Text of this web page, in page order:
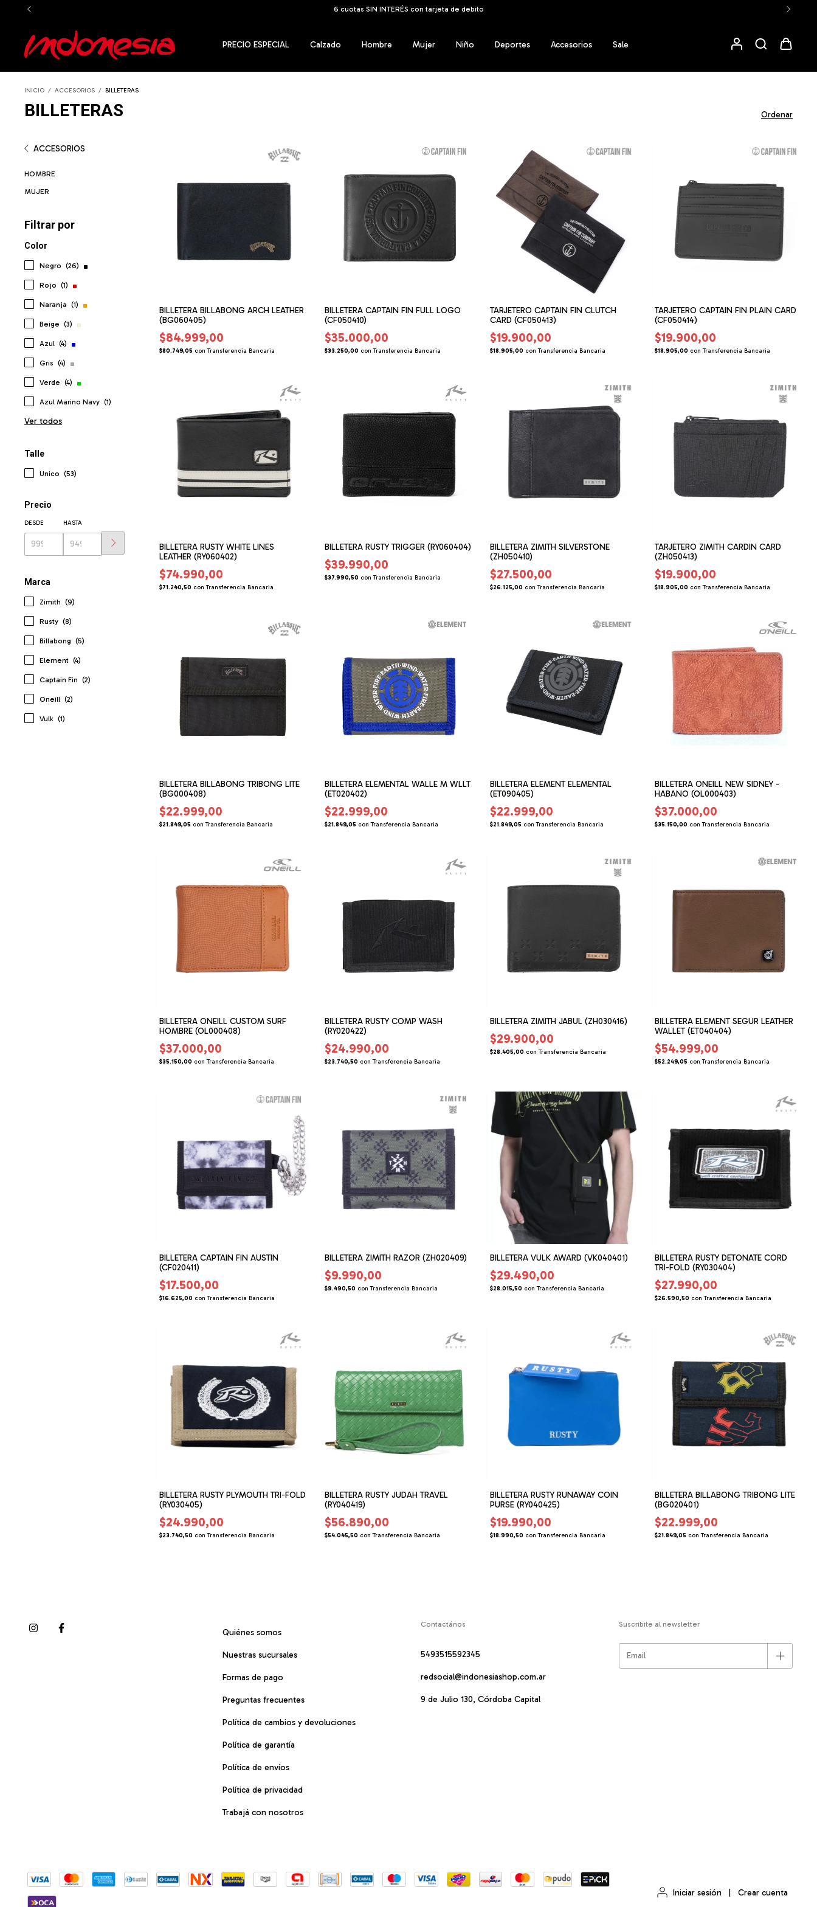
6 cuotas SIN INTERÉS con tarjeta de debito
PRECIO ESPECIAL Calzado Hombre Mujer Niño Deportes Accesorios Sale
INICIO / ACCESORIOS / BILLETERAS
BILLETERAS Ordenar
ACCESORIOS
HOMBRE
MUJER
Filtrar por
Color
Negro (26)
Rojo (1)
Naranja (1)
Beige (3)
Azul (4)
Gris (4)
Verde (4)
Azul Marino Navy (1)
Ver todos
Talle
Unico (53)
Precio
DESDE HASTA
Marca
Zimith (9)
Rusty (8)
Billabong (5)
Element (4)
Captain Fin (2)
Oneill (2)
Vulk (1)
BILLETERA BILLABONG ARCH LEATHER
(BG060405)
$84.999,00
$80.749,05 con Transferencia Bancaria
BILLETERA CAPTAIN FIN FULL LOGO
(CF050410)
$35.000,00
$33.250,00 con Transferencia Bancaria
TARJETERO CAPTAIN FIN CLUTCH
CARD (CF050413)
$19.900,00
$18.905,00 con Transferencia Bancaria
TARJETERO CAPTAIN FIN PLAIN CARD
(CF050414)
$19.900,00
$18.905,00 con Transferencia Bancaria
BILLETERA RUSTY WHITE LINES
LEATHER (RY060402)
$74.990,00
$71.240,50 con Transferencia Bancaria
BILLETERA RUSTY TRIGGER (RY060404)
$39.990,00
$37.990,50 con Transferencia Bancaria
BILLETERA ZIMITH SILVERSTONE
(ZH050410)
$27.500,00
$26.125,00 con Transferencia Bancaria
TARJETERO ZIMITH CARDIN CARD
(ZH050413)
$19.900,00
$18.905,00 con Transferencia Bancaria
BILLETERA BILLABONG TRIBONG LITE
(BG000408)
$22.999,00
$21.849,05 con Transferencia Bancaria
BILLETERA ELEMENTAL WALLE M WLLT
(ET020402)
$22.999,00
$21.849,05 con Transferencia Bancaria
BILLETERA ELEMENT ELEMENTAL
(ET090405)
$22.999,00
$21.849,05 con Transferencia Bancaria
BILLETERA ONEILL NEW SIDNEY -
HABANO (OL000403)
$37.000,00
$35.150,00 con Transferencia Bancaria
BILLETERA ONEILL CUSTOM SURF
HOMBRE (OL000408)
$37.000,00
$35.150,00 con Transferencia Bancaria
BILLETERA RUSTY COMP WASH
(RY020422)
$24.990,00
$23.740,50 con Transferencia Bancaria
BILLETERA ZIMITH JABUL (ZH030416)
$29.900,00
$28.405,00 con Transferencia Bancaria
BILLETERA ELEMENT SEGUR LEATHER
WALLET (ET040404)
$54.999,00
$52.249,05 con Transferencia Bancaria
BILLETERA CAPTAIN FIN AUSTIN
(CF020411)
$17.500,00
$16.625,00 con Transferencia Bancaria
BILLETERA ZIMITH RAZOR (ZH020409)
$9.990,00
$9.490,50 con Transferencia Bancaria
BILLETERA VULK AWARD (VK040401)
$29.490,00
$28.015,50 con Transferencia Bancaria
BILLETERA RUSTY DETONATE CORD
TRI-FOLD (RY030404)
$27.990,00
$26.590,50 con Transferencia Bancaria
BILLETERA RUSTY PLYMOUTH TRI-FOLD
(RY030405)
$24.990,00
$23.740,50 con Transferencia Bancaria
BILLETERA RUSTY JUDAH TRAVEL
(RY040419)
$56.890,00
$54.045,50 con Transferencia Bancaria
BILLETERA RUSTY RUNAWAY COIN
PURSE (RY040425)
$19.990,00
$18.990,50 con Transferencia Bancaria
BILLETERA BILLABONG TRIBONG LITE
(BG020401)
$22.999,00
$21.849,05 con Transferencia Bancaria
Quiénes somos
Nuestras sucursales
Formas de pago
Preguntas frecuentes
Política de cambios y devoluciones
Política de garantía
Política de envíos
Política de privacidad
Trabajá con nosotros
Contactános
5493515592345
redsocial@indonesiashop.com.ar
9 de Julio 130, Córdoba Capital
Suscribite al newsletter
Iniciar sesión Crear cuenta